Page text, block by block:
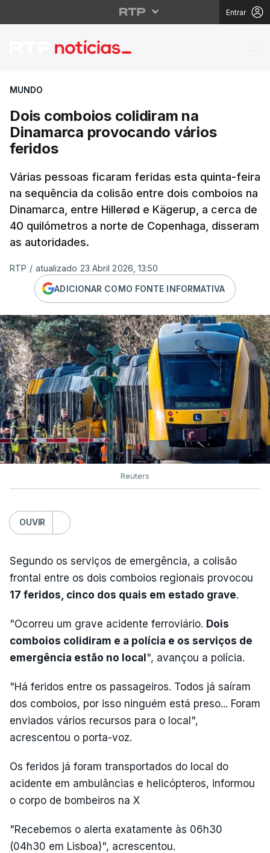
Entrar
Dois comboios
MUNDO
Dois comboios colidiram na
Dinamarca provocando vários
feridos
Várias pessoas ficaram feridas esta quinta-feira
na sequência da colisão entre dois comboios na
Dinamarca, entre Hillerød e Kägerup, a cerca de
40 quilómetros a norte de Copenhaga, disseram
as autoridades.
RTP / atualizado 23 Abril 2026, 13:50
ADICIONAR COMO FONTE INFORMATIVA
Reuters
OUVIR
Segundo os serviços de emergência, a colisão
frontal entre os dois comboios regionais provocou
17 feridos, cinco dos quais em estado grave.
"Ocorreu um grave acidente ferroviário. Dois
comboios colidiram e a polícia e os serviços de
emergência estão no local", avançou a polícia.
"Há feridos entre os passageiros. Todos já saíram
dos comboios, por isso ninguém está preso... Foram
enviados vários recursos para o local",
acrescentou o porta-voz.
Os feridos já foram transportados do local do
acidente em ambulâncias e helicópteros, informou
o corpo de bombeiros na X
"Recebemos o alerta exatamente às 06h30
(04h30 em Lisboa)", acrescentou.